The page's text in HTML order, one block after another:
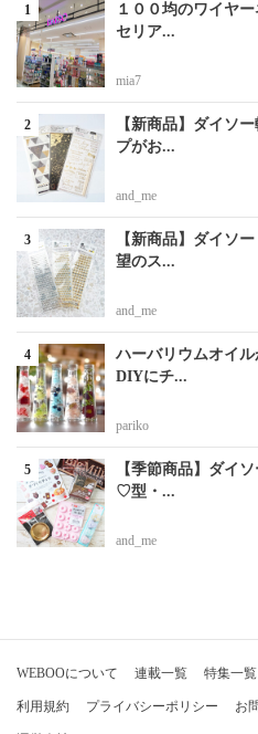
１００均のワイヤ
セリア...
mia7
【新商品】ダイソ
プがお...
and_me
【新商品】ダイソ
望のス...
and_me
ハーバリウムオイ
DIYにチ...
pariko
【季節商品】ダイ
♡型・...
and_me
WEBOOについて 連載一覧 特集一覧
利用規約 プライバシーポリシー お